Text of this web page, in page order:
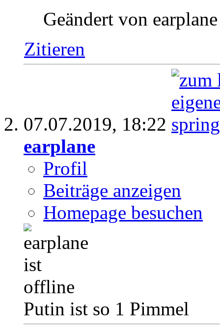
Geändert von
Zitieren
07.07.2019, 18:22
earplane
Profil
Beiträge anzeigen
Homepage besuchen
Putin ist so 1 Pimmel